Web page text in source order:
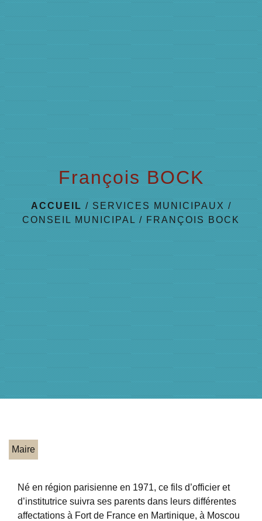
François BOCK
ACCUEIL / SERVICES MUNICIPAUX /
CONSEIL MUNICIPAL / FRANÇOIS BOCK
Maire
Né en région parisienne en 1971, ce fils d’officier et
d’institutrice suivra ses parents dans leurs différentes
affectations à Fort de France en Martinique, à Moscou